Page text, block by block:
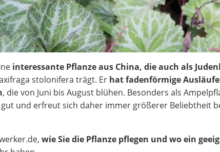
interessante Pflanze aus China, die auch als
stolonifera trägt. Er hat fadenförmige
, die von Juni bis August blühen. Besonders als
und erfreut sich daher immer größerer Beliebtheit
wie Sie die Pflanze pflegen und wo ein